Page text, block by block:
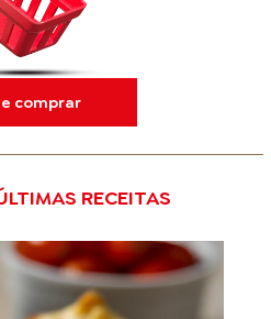
comprar
RECEITAS